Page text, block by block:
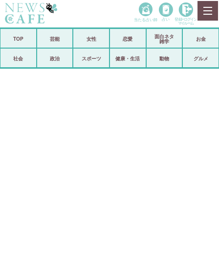
政治
当たる占い師 占い 登録• ログイン
マイルーム
TOP 芸能 女性 恋愛
面白ネタ
雑学
お金
社会 政治 スポーツ 健康・生活 動物 グルメ